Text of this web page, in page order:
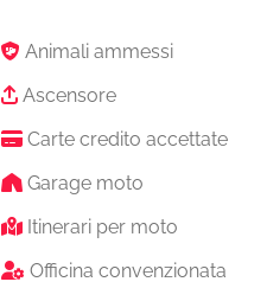
Animali ammessi
Ascensore
Carte credito accettate
Garage moto
Itinerari per moto
Officina convenzionata